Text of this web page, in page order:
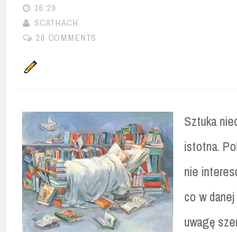
16:29
SCATHACH
20 COMMENTS
Sztuka
istotna.
nie
co w
uwagę